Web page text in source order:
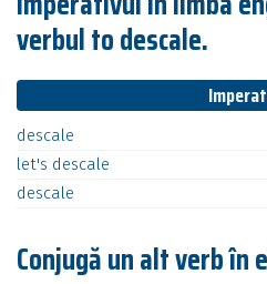
verbul to descale.
descale
let's descale
descale
Conjugă un alt verb în